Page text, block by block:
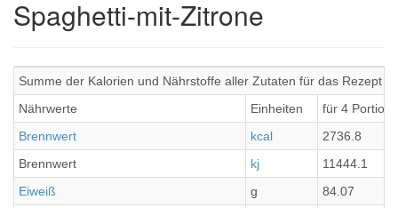
Spaghetti-mit-Zitrone
Summe der Kalorien und Nährstoffe aller Zutaten für das Rezept
Nährwerte
Einheiten
für 4
Brennwert
kcal
2736.8
Brennwert
kj
11444.1
Eiweiß
g
84.07